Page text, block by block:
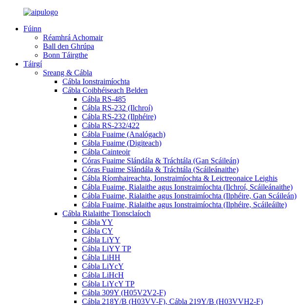
Fúinn
Réamhrá Achomair
Ball den Ghrúpa
Bonn Táirgthe
Táirgí
Sreang & Cábla
Cábla Ionstraimíochta
Cábla Coibhéiseach Belden
Cábla RS-485
Cábla RS-232 (Ilchroí)
Cábla RS-232 (Ilphéire)
Cábla RS-232/422
Cábla Fuaime (Analógach)
Cábla Fuaime (Digiteach)
Cábla Cainteoir
Córas Fuaime Slándála & Tráchtála (Gan Scáileán)
Córas Fuaime Slándála & Tráchtála (Scáileánaithe)
Cábla Ríomhaireachta, Ionstraimíochta & Leictreonaice Leighis
Cábla Fuaime, Rialaithe agus Ionstraimíochta (Ilchroí, Scáileánaithe)
Cábla Fuaime, Rialaithe agus Ionstraimíochta (Ilphéire, Gan Scáileán)
Cábla Fuaime, Rialaithe agus Ionstraimíochta (Ilphéire, Scáileáilte)
Cábla Rialaithe Tionsclaíoch
Cábla YY
Cábla CY
Cábla LiYY
Cábla LiYY TP
Cábla LiHH
Cábla LiYcY
Cábla LiHcH
Cábla LiYcY TP
Cábla 309Y (H05V2V2-F)
Cábla 218Y/B (H03VV-F), Cábla 219Y/B (H03VVH2-F)